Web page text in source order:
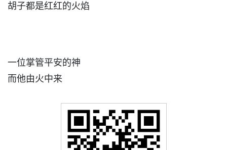
胡子都是红红的火焰
一位掌管平安的神
而他由火中来